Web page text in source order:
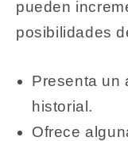
pueden
posibilidades
Presenta un
historial.
Ofrece